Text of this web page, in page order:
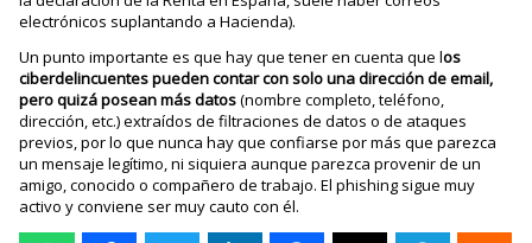
electrónicos suplantando a Hacienda).
Un punto importante es que hay que tener en cuenta que los
ciberdelincuentes pueden contar con solo una dirección de email,
pero quizá posean más datos(nombre completo, teléfono,
dirección, etc.) extraídos de filtraciones de datos o de ataques
previos, por lo que nunca hay que confiarse por más que parezca
un mensaje legítimo, ni siquiera aunque parezca provenir de un
amigo, conocido o compañero de trabajo. El phishing sigue muy
activo y conviene ser muy cauto con él.